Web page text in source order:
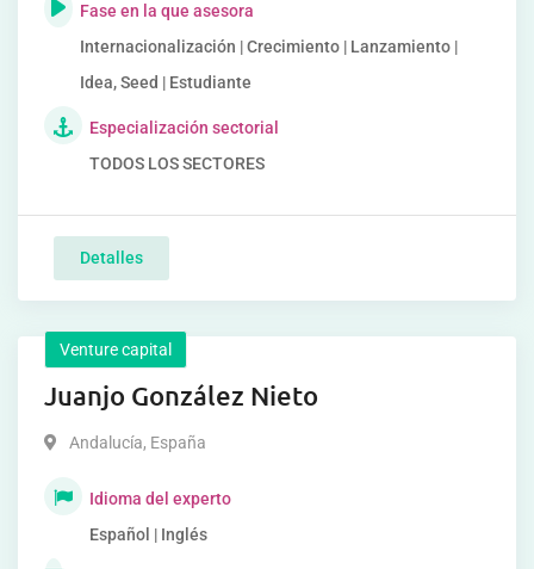
Fase en la que asesora
Internacionalización | Crecimiento | Lanzamiento |
Idea, Seed | Estudiante
Especialización sectorial
TODOS LOS SECTORES
Detalles
Venture capital
Juanjo González Nieto
Andalucía, España
Idioma del experto
Español | Inglés